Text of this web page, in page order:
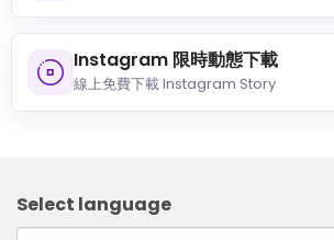
Instagram 限時動態下載
線上免費下載 Instagram Story
Select language